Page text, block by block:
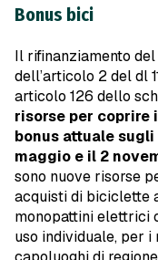
Bonus bici
Il rifinanziamento
dell’articolo 2 del dl
articolo 126 dello
risorse per coprire
bonus attuale
maggio e il 2
sono nuove risorse
acquisti di biciclette
monopattini elettrici
uso individuale, per